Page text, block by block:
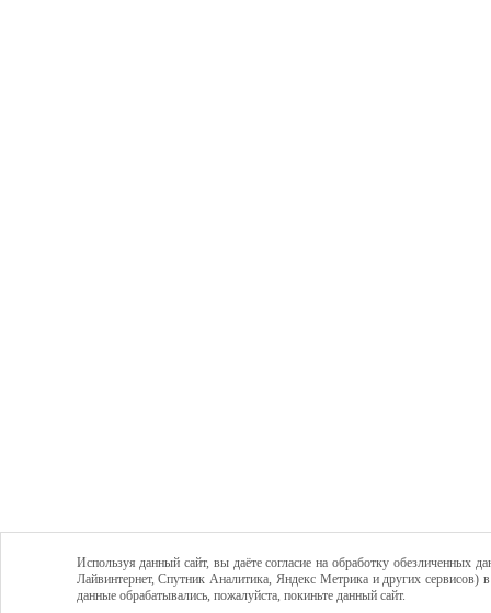
Используя данный сайт, вы даёте согласие на обработку обезличенных
Лайвинтернет, Спутник Аналитика, Яндекс Метрика и других сервисов)
данные обрабатывались, пожалуйста, покиньте данный сайт.